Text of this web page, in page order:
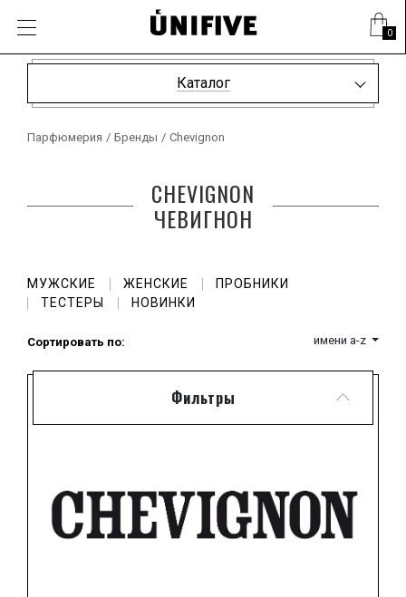
0
Каталог
Парфюмерия / Бренды / Chevignon
CHEVIGNON
ЧЕВИГНОН
МУЖСКИЕ ЖЕНСКИЕ
ПРОБНИКИ
ТЕСТЕРЫ
НОВИНКИ
Фильтры
Сортировать по: имени a-z